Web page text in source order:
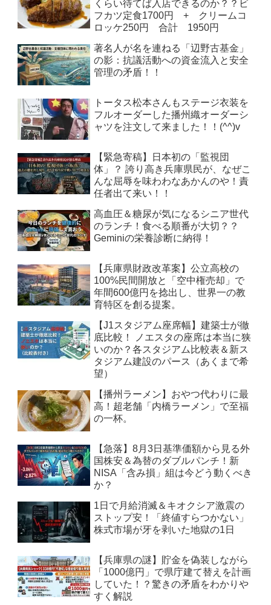
くらい待てば入店できるのか？？ビ
フカツ定食1700円 + クリームコ
ロッケ250円 合計 1950円
著名人が名を連ねる「辺野古基金」
の影：抗議活動への資金流入と安全
管理の矛盾！！
トータス松本さんもステージ衣装を
フルオーダーした播州織オーダーシ
ャツを注文して来ました！！(^^)v
【緊急寄稿】日本初の「監視団
体」？ 誇り高き兵庫県民が、なぜこ
んな屈辱を味わわなあかんのや！責
任者出て来い！！
高血圧＆糖尿が気になるシニア世代
のランチ！食べる順番が大切？？
Geminiの栄養診断に納得！
【兵庫県財政改革案】公立高校の
100%民間開放と「空中権売却」で
年間600億円を捻出し、世界一の教
育特区を創る提案。
【J1スタジアム座席幅】建築士が徹
底比較！ ノエスタの座席は本当に狭
いのか？各スタジアム比較表＆新ス
タジアム建設のパース（あくまで希
望）
【播州ラーメン】おやつ代わりに最
高！超老舗「内橋ラーメン」で至福
の一杯。
【急落】8月3日基準価額から見る外
国株安＆為替のダブルパンチ！新
NISA「含み損」組は今どう動くべき
か？
1日で月給消滅＆キオクシア激震の
ストップ安！「終値すらつかない」
株式市場が牙を剥いた地獄の1日
【兵庫県の謎】貯金を偽装しながら
「1000億円」で県庁建て替えを計画
していた！？驚きの矛盾をわかりや
すく解説